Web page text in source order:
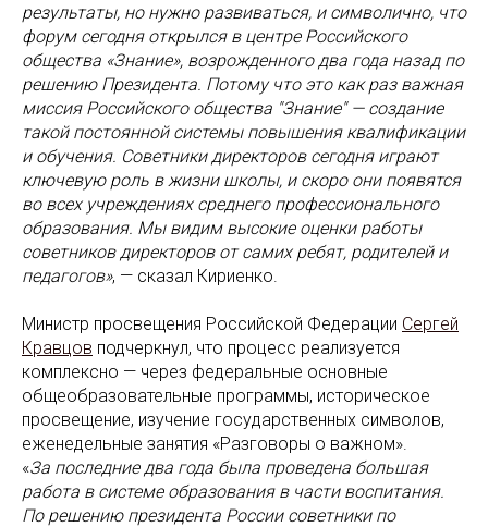
результаты, но нужно развиваться, и символично, что
форум сегодня открылся в центре Российского
общества «Знание», возрожденного два года назад по
решению Президента. Потому что это как раз важная
миссия Российского общества "Знание" — создание
такой постоянной системы повышения квалификации
и обучения. Советники директоров сегодня играют
ключевую роль в жизни школы, и скоро они появятся
во всех учреждениях среднего профессионального
образования. Мы видим высокие оценки работы
советников директоров от самих ребят, родителей и
педагогов», — сказал Кириенко.
Министр просвещения Российской Федерации Сергей
Кравцов подчеркнул, что процесс реализуется
комплексно — через федеральные основные
общеобразовательные программы, историческое
просвещение, изучение государственных символов,
еженедельные занятия «Разговоры о важном».
«За последние два года была проведена большая
работа в системе образования в части воспитания.
По решению президента России советники по